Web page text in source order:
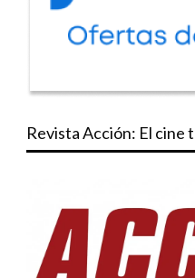
Revista Acción: El cine